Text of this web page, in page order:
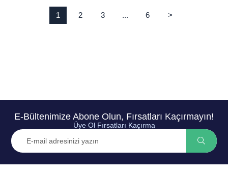
1 2 3 ... 6 >
E-Bültenimize Abone Olun, Fırsatları Kaçırmayın!
Üye Ol Fırsatları Kaçırma